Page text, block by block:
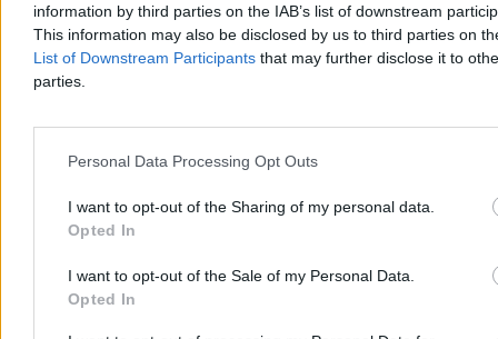
information by third parties on the IAB’s list of downstream
This information may also be disclosed by us to third parties on
List of Downstream Participants that may further disclose it to
parties.
Personal Data Processing Opt Outs
I want to opt-out of the Sharing of my personal data.
Opted In
I want to opt-out of the Sale of my Personal Data.
Opted In
Wojsko